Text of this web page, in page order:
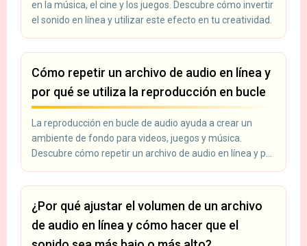
en la música, el cine y los juegos. Descubre cómo invertir
el sonido en línea y utilizar este efecto en tu creatividad.
Cómo repetir un archivo de audio en línea y
por qué se utiliza la reproducción en bucle
La reproducción en bucle de audio ayuda a crear un
ambiente de fondo para videos, juegos y música.
Descubre cómo repetir un archivo de audio en línea y por
¿Por qué ajustar el volumen de un archivo
de audio en línea y cómo hacer que el